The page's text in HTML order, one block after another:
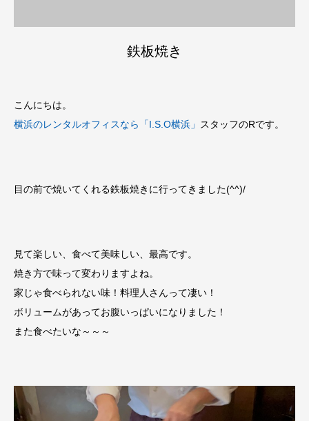
鉄板焼き
こんにちは。
横浜のレンタルオフィスなら「I.S.O横浜」 スタッフのRです。
目の前で焼いてくれる鉄板焼きに行ってきました(^^)/
見て楽しい、食べて美味しい、最高です。
焼き方で味って変わりますよね。
家じゃ食べられない味！料理人さんって凄い！
ボリュームがあってお腹いっぱいになりました！
また食べたいな～～～